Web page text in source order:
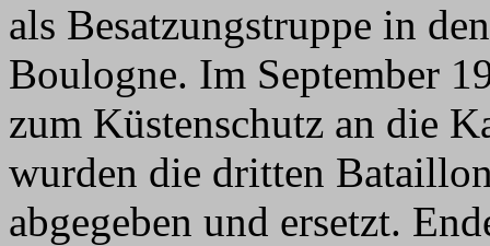
als Besatzungstruppe in
Boulogne. Im September
zum Küstenschutz an die
wurden die dritten
abgegeben und ersetzt.